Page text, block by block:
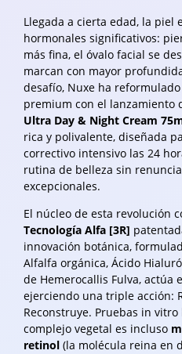
Llegada a cierta edad, la piel
hormonales significativos:
más fina, el óvalo facial se
marcan con mayor
desafío, Nuxe ha
premium con el lanzamiento
Ultra Day & Night Cream
rica y polivalente, diseñada
correctivo intensivo las 24
rutina de belleza sin
excepcionales.
El núcleo de esta revolución
Tecnología Alfa [3R]
innovación botánica,
Alfalfa orgánica, Ácido
de Hemerocallis Fulva, actúa
ejerciendo una triple acción:
Reconstruye. Pruebas in
complejo vegetal es incluso
retinol (la molécula reina en